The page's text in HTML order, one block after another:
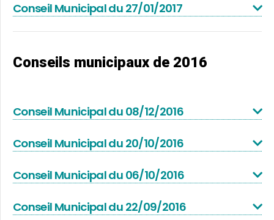
Conseil Municipal du 27/01/2017
Conseils municipaux de 2016
Conseil Municipal du 08/12/2016
Conseil Municipal du 20/10/2016
Conseil Municipal du 06/10/2016
Conseil Municipal du 22/09/2016